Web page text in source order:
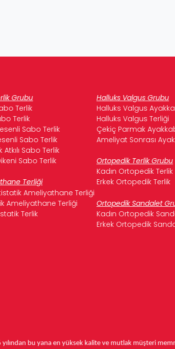
Grubu Halluks Valgus Grubu
Terlik Halluks Valgus
Terlik Halluks Valgus Terliği
Sabo Terlik Çekiç Parmak
Sabo Terlik Ameliyat Sonrası
Atkılı Sabo Terlik
Sabo Terlik
Ortopedik Terlik Grubu
Kadın Ortopedik Terlik
Terliği Erkek Ortopedik Terlik
Ameliyathane Terliği
Ameliyathane Terliği Ortopedik Sandalet
Terlik Kadın Ortopedik
Erkek Ortopedik
bu yanaen yüksek kalite ve mutlak müşteri